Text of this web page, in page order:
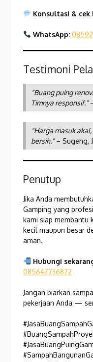
Konsultasi & cek
WhatsApp:
Testimoni
“Buang puing
Timnya responsif.”
“Harga masuk
bersih.”– Sugeng,
Penutup
Jika Anda
Gamping yang
kami siap membantu
kecil maupun besar
aman.
Hubungi
085647736872
Jangan biarkan
pekerjaan Anda —